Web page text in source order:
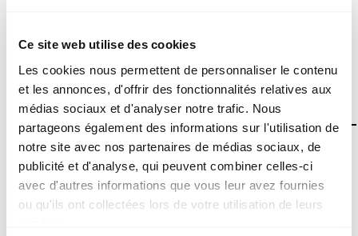
Ce site web utilise des cookies
Les cookies nous permettent de personnaliser le contenu
et les annonces, d'offrir des fonctionnalités relatives aux
médias sociaux et d'analyser notre trafic. Nous
partageons également des informations sur l'utilisation de
notre site avec nos partenaires de médias sociaux, de
publicité et d'analyse, qui peuvent combiner celles-ci
avec d'autres informations que vous leur avez fournies
ou qu'ils ont collectées lors de votre utilisation de leurs
2021_es_cfc_profil_e_serie_2_
solutions.pdf
PDF - 951 KB
Téléchargement